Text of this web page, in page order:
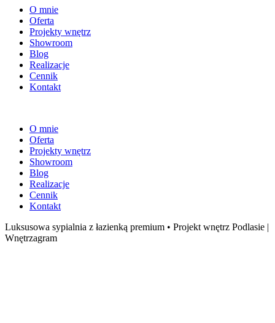
O mnie
Oferta
Projekty wnętrz
Showroom
Blog
Realizacje
Cennik
Kontakt
O mnie
Oferta
Projekty wnętrz
Showroom
Blog
Realizacje
Cennik
Kontakt
Luksusowa sypialnia z łazienką premium • Projekt wnętrz Podlasie |
Wnętrzagram